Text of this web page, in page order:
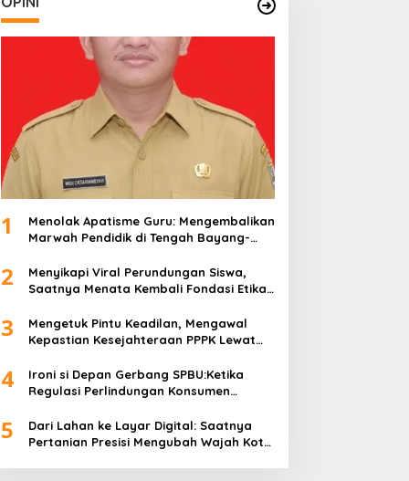
1
Menolak Apatisme Guru: Mengembalikan
Marwah Pendidik di Tengah Bayang-
2
Menyikapi Viral Perundungan Siswa,
Saatnya Menata Kembali Fondasi Etika
3
Mengetuk Pintu Keadilan, Mengawal
Kepastian Kesejahteraan PPPK Lewat
4
Ironi si Depan Gerbang SPBU:Ketika
Regulasi Perlindungan Konsumen
5
Dari Lahan ke Layar Digital: Saatnya
Pertanian Presisi Mengubah Wajah Kota